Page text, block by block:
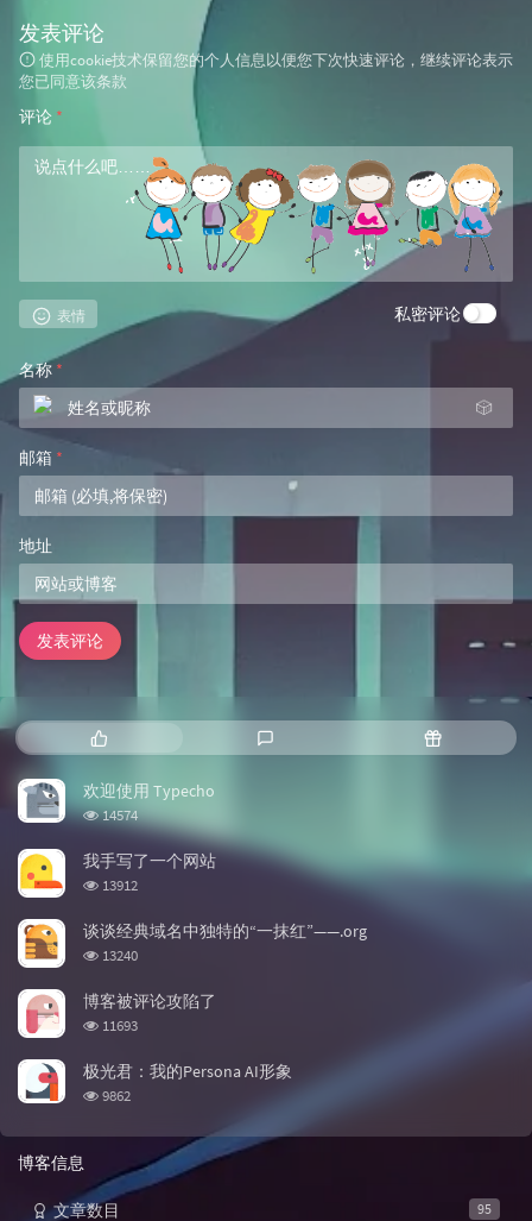
发表评论
使用cookie技术保留您的个人信息以便您下次快速评论，继续评论表示
您已同意该条款
评论 *
表情 私密评论
名称 *
🎲
邮箱 *
地址
发表评论
热门文章 随机文章
欢迎使用 Typecho
浏览次数:
14574
我手写了一个网站
浏览次数:
13912
谈谈经典域名中独特的“一抹红”——.org
浏览次数:
13240
博客被评论攻陷了
浏览次数:
11693
极光君：我的Persona AI形象
浏览次数:
9862
博客信息
95
文章数目